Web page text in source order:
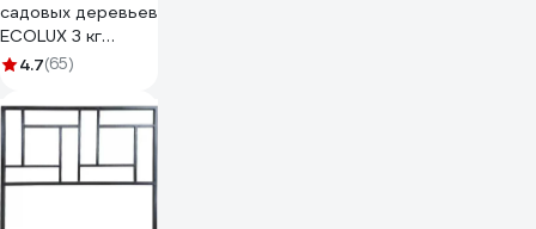
садовых деревьев
ECOLUX 3 кг
4607133682873
4.7(65)